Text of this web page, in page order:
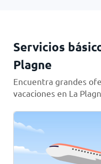
Servicios
Plagne
Encuentra grandes
vacaciones en La